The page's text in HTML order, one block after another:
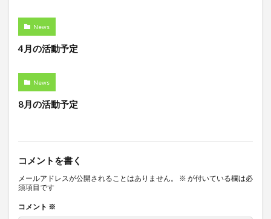
News
4月の活動予定
News
8月の活動予定
コメントを書く
メールアドレスが公開されることはありません。 ※ が付いている欄は必
須項目です
コメント ※